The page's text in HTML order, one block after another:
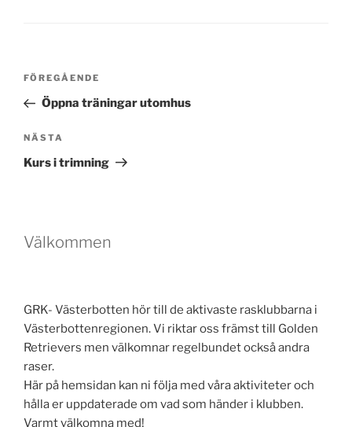
Inläggsnavigering
Föregående
inlägg
FÖREGÅENDE
Öppna träningar utomhus
Nästa
inlägg
NÄSTA
Kurs i trimning
Välkommen
GRK- Västerbotten hör till de aktivaste rasklubbarna i
Västerbottenregionen. Vi riktar oss främst till Golden
Retrievers men välkomnar regelbundet också andra
raser.
Här på hemsidan kan ni följa med våra aktiviteter och
hålla er uppdaterade om vad som händer i klubben.
Varmt välkomna med!